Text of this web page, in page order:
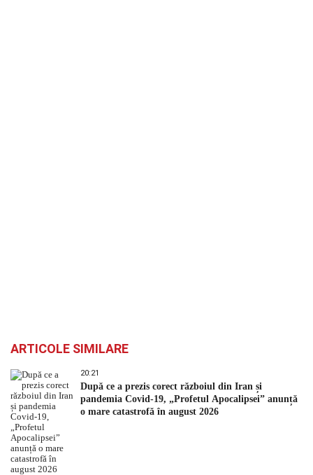
ARTICOLE SIMILARE
20:21
După ce a prezis corect războiul din Iran și
pandemia Covid-19, „Profetul Apocalipsei” anunță
o mare catastrofă în august 2026